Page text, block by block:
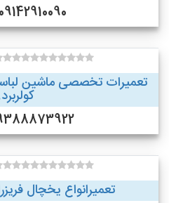
09142910090 (کیش)
تعمیرات تخصصی ماشین
کولربرد...
09388873922 (قشم )
تعمیرانواع یخچال